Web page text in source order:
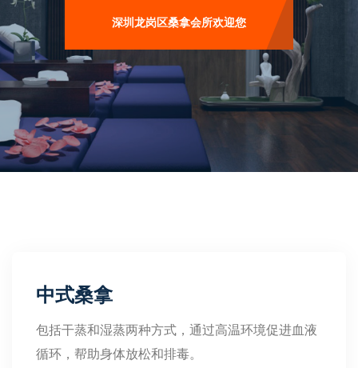
深圳龙岗区桑拿会所欢迎您
中式桑拿
包括干蒸和湿蒸两种方式，通过高温环境促进血液
循环，帮助身体放松和排毒。